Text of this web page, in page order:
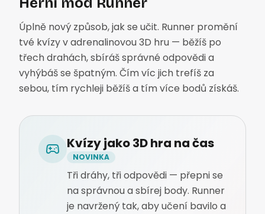
Úplně nový způsob, jak se učit. Runner promění
tvé kvízy v adrenalinovou 3D hru — běžíš po
třech drahách, sbíráš správné odpovědi a
vyhýbáš se špatným. Čím víc jich trefíš za
sebou, tím rychleji běžíš a tím více bodů získáš.
Kvízy jako 3D hra na čas
NOVINKA
Tři dráhy, tři odpovědi — přepni se
na správnou a sbírej body. Runner
je navržený tak, aby učení bavilo a